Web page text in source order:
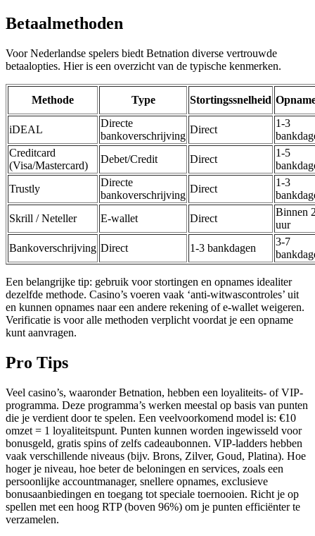
Betaalmethoden
Voor Nederlandse spelers biedt Betnation diverse vertrouwde
betaalopties. Hier is een overzicht van de typische kenmerken.
Methode Type Stortingssnelheid
iDEAL
Directe
bankoverschrijving
Direct
1-3
Creditcard
(Visa/Mastercard)
Debet/Credit Direct
1-5
Trustly
Directe
bankoverschrijving
Direct
1-3
Skrill / Neteller
E-wallet Direct
Binnen
uur
Bankoverschrijving Direct 1-3 bankdagen
3-7
Een belangrijke tip: gebruik voor stortingen en opnames idealiter
dezelfde methode. Casino’s voeren vaak ‘anti-witwascontroles’ uit
en kunnen opnames naar een andere rekening of e-wallet weigeren.
Verificatie is voor alle methoden verplicht voordat je een opname
kunt aanvragen.
Pro Tips
Veel casino’s, waaronder Betnation, hebben een loyaliteits- of VIP-
programma. Deze programma’s werken meestal op basis van punten
die je verdient door te spelen. Een veelvoorkomend model is: €10
omzet = 1 loyaliteitspunt. Punten kunnen worden ingewisseld voor
bonusgeld, gratis spins of zelfs cadeaubonnen. VIP-ladders hebben
vaak verschillende niveaus (bijv. Brons, Zilver, Goud, Platina). Hoe
hoger je niveau, hoe beter de beloningen en services, zoals een
persoonlijke accountmanager, snellere opnames, exclusieve
bonusaanbiedingen en toegang tot speciale toernooien. Richt je op
spellen met een hoog RTP (boven 96%) om je punten efficiënter te
verzamelen.